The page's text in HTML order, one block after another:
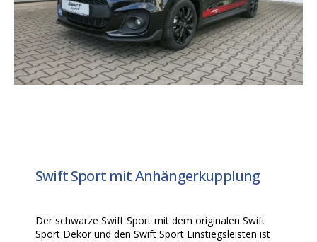
Swift Sport mit Anhängerkupplung
Der schwarze Swift Sport mit dem originalen Swift
Sport Dekor und den Swift Sport Einstiegsleisten ist